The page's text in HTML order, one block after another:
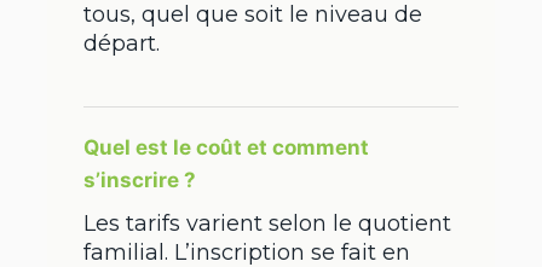
tous, quel que soit le niveau de
départ.
Quel est le coût et comment
s’inscrire ?
Les tarifs varient selon le quotient
familial. L’inscription se fait en